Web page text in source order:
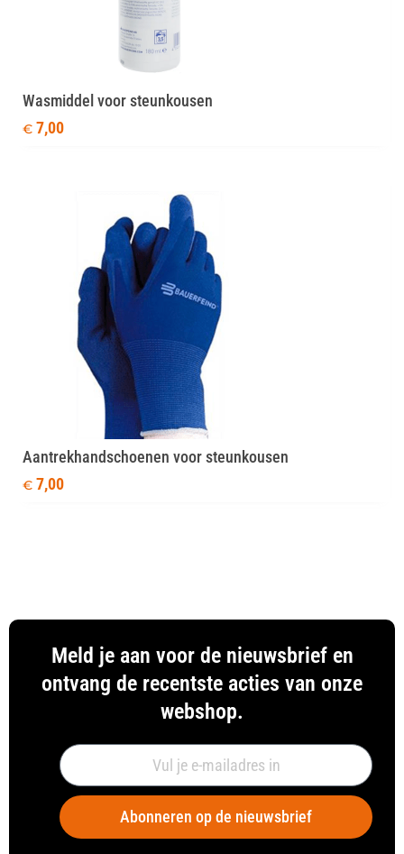
Wasmiddel voor steunkousen
€ 7,00
Aantrekhandschoenen voor steunkousen
€ 7,00
Meld je aan voor de nieuwsbrief en
ontvang de recentste acties van onze
webshop.
Abonneren op de nieuwsbrief